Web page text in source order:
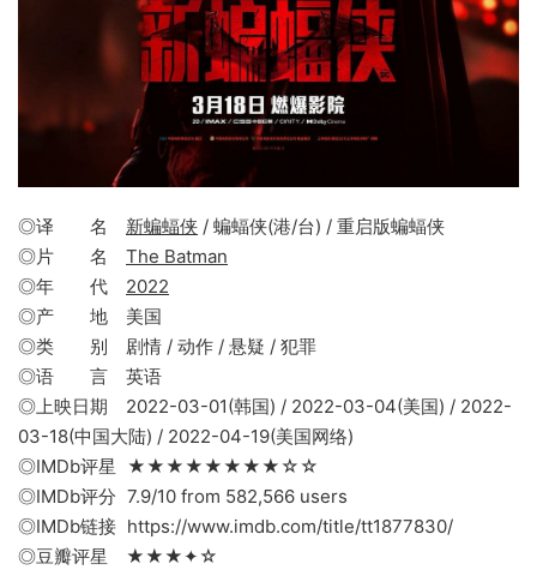
◎译 名 新蝙蝠侠 / 蝙蝠侠(港/台) / 重启版蝙蝠侠
◎片 名 The Batman
◎年 代 2022
◎产 地 美国
◎类 别 剧情 / 动作 / 悬疑 / 犯罪
◎语 言 英语
◎上映日期 2022-03-01(韩国) / 2022-03-04(美国) / 2022-
03-18(中国大陆) / 2022-04-19(美国网络)
◎IMDb评星 ★★★★★★★★☆☆
◎IMDb评分 7.9/10 from 582,566 users
◎IMDb链接 https://www.imdb.com/title/tt1877830/
◎豆瓣评星 ★★★✦☆